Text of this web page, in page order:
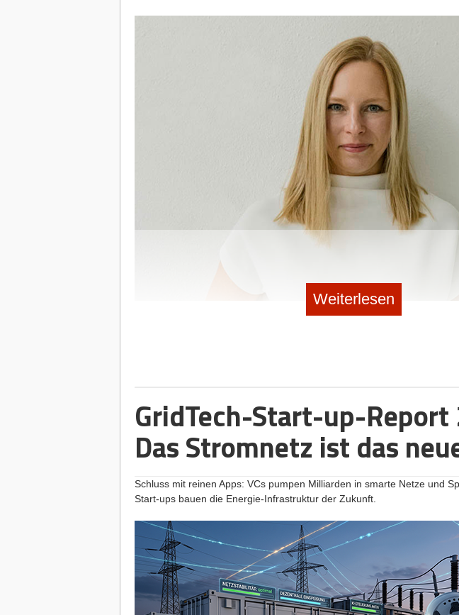
pumpen, baut sie in einem oft ignorierten, von Tabus behafteten Markt
tiefes Vertrauen. Inzwischen erreicht sie damit eine Gemeinschaft von
StartingUp-Interview erklärt Saskia, warum sie die Corporate-Welt
treues Netzwerk mächtiger ist als eingekaufte Klicks und welche
Das Interview
Sprung in die Ungewissheit
StartingUp:Saskia, nach Top-Positionen bei Zalando und Raisin:
Corporate-Komfortzone zu verlassen und mit MeNotPause das volle
einzugehen?
Dr. Saskia Appelhoff:Eigentlich zieht sich das durch meine ganze
dort sein, wo etwas gerade entsteht. Bei Zalando war ich
Weiterlesen
GridTech-Start-up-Report
Das Stromnetz ist das
Schluss mit reinen Apps: VCs pumpen Milliarden in smarte Netze und
Start-ups bauen die Energie-Infrastruktur der Zukunft.